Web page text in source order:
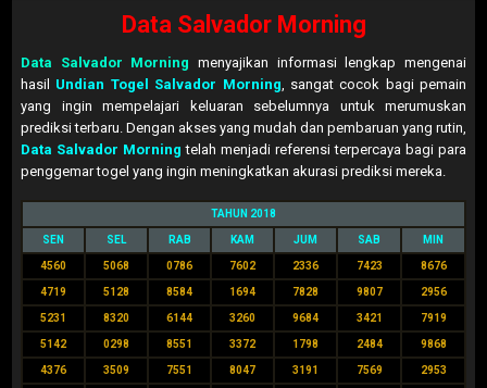
Data Salvador Morning
Data Salvador Morning menyajikan informasi lengkap mengenai
hasil Undian Togel Salvador Morning , sangat cocok bagi pemain
yang ingin mempelajari keluaran sebelumnya untuk merumuskan
prediksi terbaru. Dengan akses yang mudah dan pembaruan yang rutin,
Data Salvador Morning telah menjadi referensi terpercaya bagi para
penggemar togel yang ingin meningkatkan akurasi prediksi mereka.
TAHUN 2018
SEN SEL RAB KAM JUM SAB MIN
4560 5068 0786 7602 2336 7423 8676
4719 5128 8584 1694 7828 9807 2956
5231 8320 6144 3260 9684 3421 7919
5142 0298 8551 3372 1798 2484 9868
4376 3509 7551 8047 3191 7569 2953